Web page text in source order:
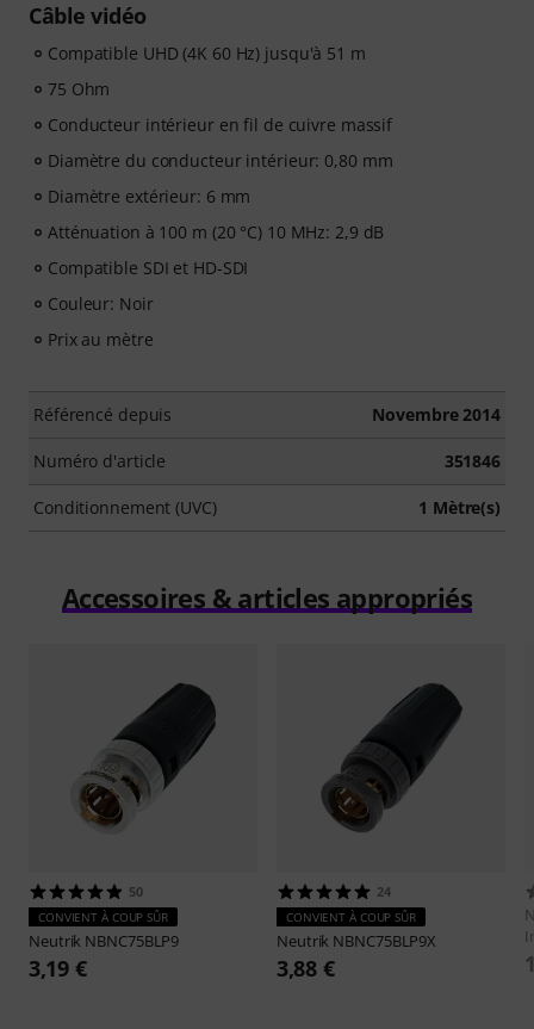
Câble vidéo
Compatible UHD (4K 60 Hz) jusqu'à 51 m
75 Ohm
Conducteur intérieur en fil de cuivre massif
Diamètre du conducteur intérieur: 0,80 mm
Diamètre extérieur: 6 mm
Atténuation à 100 m (20 °C) 10 MHz: 2,9 dB
Compatible SDI et HD-SDI
Couleur: Noir
Prix au mètre
Référencé depuis Novembre 2014
Numéro d'article 351846
Conditionnement (UVC) 1 Mètre(s)
Accessoires & articles appropriés
50
CONVIENT À COUP SÛR
Neutrik NBNC75BLP9
3,19 €
24
CONVIENT À COUP SÛR
Neutrik NBNC75BLP9X
3,88 €